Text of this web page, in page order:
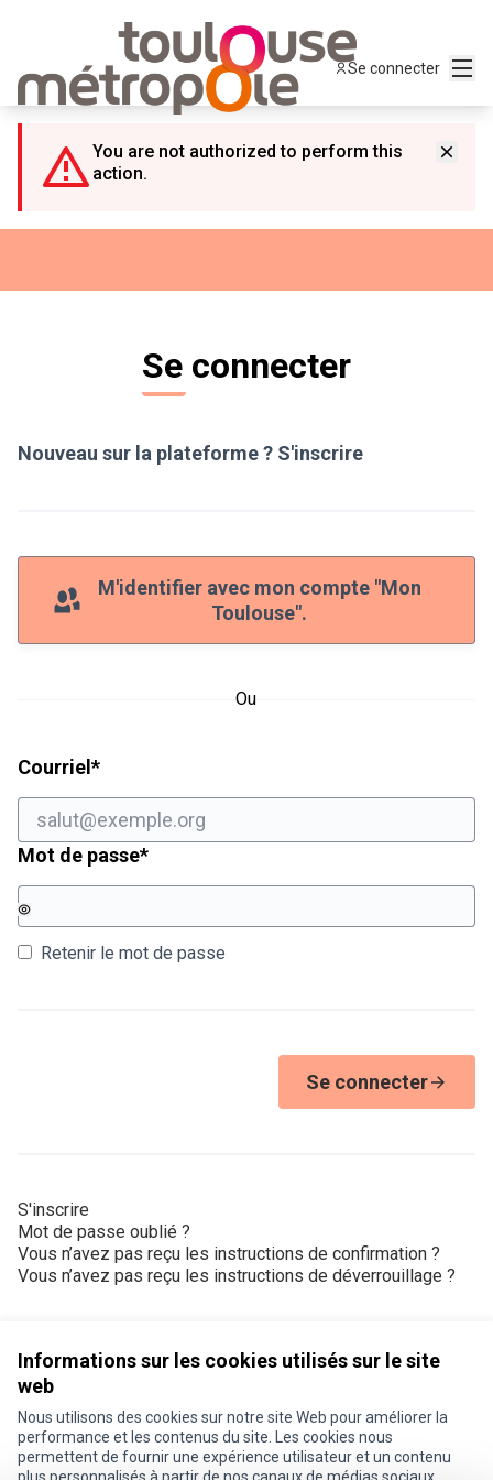
Informations sur les cookies utilisés sur le site
web
Nous utilisons des cookies sur notre site Web pour améliorer la
performance et les contenus du site. Les cookies nous
permettent de fournir une expérience utilisateur et un contenu
Se connecter
You are not authorized to perform this
action.
Se connecter
Nouveau sur la plateforme ? S'inscrire
M'identifier avec mon compte "Mon
Toulouse".
Ou
Courriel *Champ obligatoire
Mot de passe*Champ obligatoire
Retenir le mot de passe
Se connecter
S'inscrire
Mot de passe oublié ?
Vous n’avez pas reçu les instructions de confirmation ?
Vous n’avez pas reçu les instructions de déverrouillage ?
Conditions d'utilisation
Paramètres des cookies
Je participe ! sur X
Je participe ! sur Facebook
Je participe ! sur Instagram